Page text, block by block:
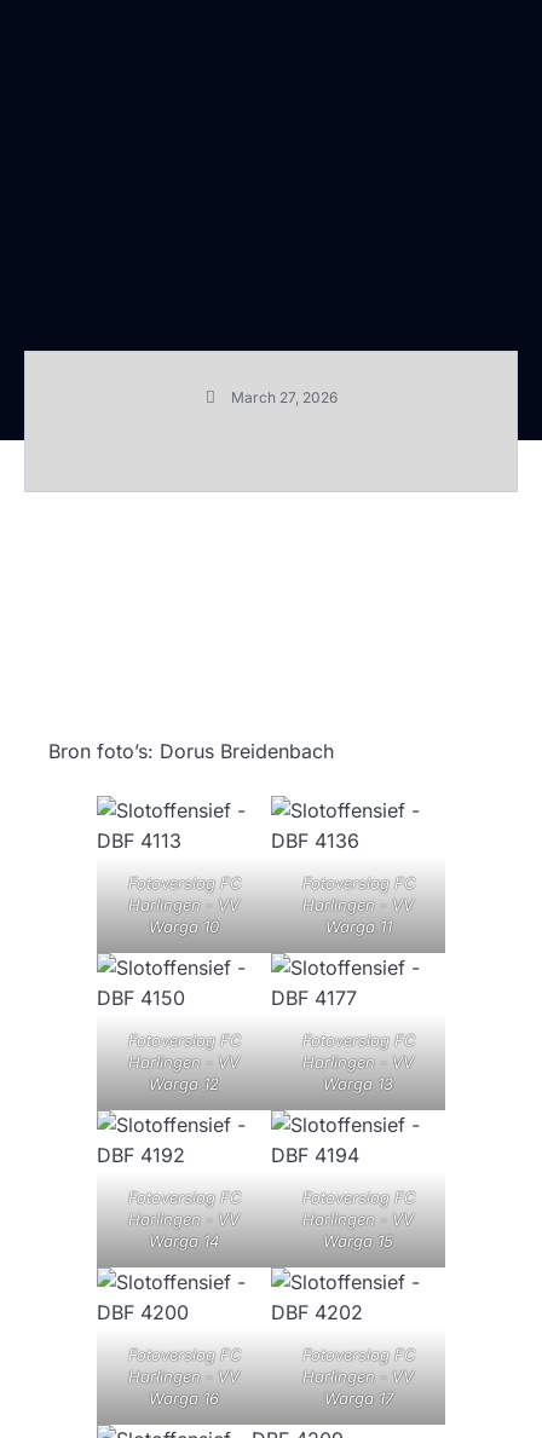
March 27, 2026
Bron foto’s: Dorus Breidenbach
Fotoverslag FC
Harlingen - VV
Warga 10
Fotoverslag FC
Harlingen - VV
Warga 11
Fotoverslag FC
Harlingen - VV
Warga 12
Fotoverslag FC
Harlingen - VV
Warga 13
Fotoverslag FC
Harlingen - VV
Warga 14
Fotoverslag FC
Harlingen - VV
Warga 15
Fotoverslag FC
Harlingen - VV
Warga 16
Fotoverslag FC
Harlingen - VV
Warga 17